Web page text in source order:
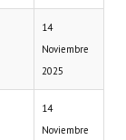
14
Noviembre
2025
14
Noviembre